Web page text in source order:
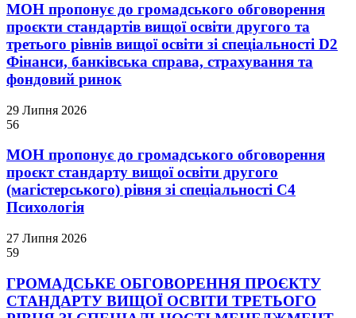
МОН пропонує до громадського обговорення
проєкти стандартів вищої освіти другого та
третього рівнів вищої освіти зі спеціальності D2
Фінанси, банківська справа, страхування та
фондовий ринок
29 Липня 2026
56
МОН пропонує до громадського обговорення
проєкт стандарту вищої освіти другого
(магістерського) рівня зі спеціальності С4
Психологія
27 Липня 2026
59
ГРОМАДСЬКЕ ОБГОВОРЕННЯ ПРОЄКТУ
СТАНДАРТУ ВИЩОЇ ОСВІТИ ТРЕТЬОГО